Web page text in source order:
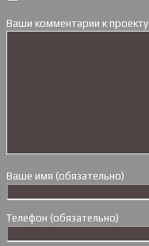
Ваши комментарии к проекту
Ваше имя (обязательно)
Телефон (обязательно)